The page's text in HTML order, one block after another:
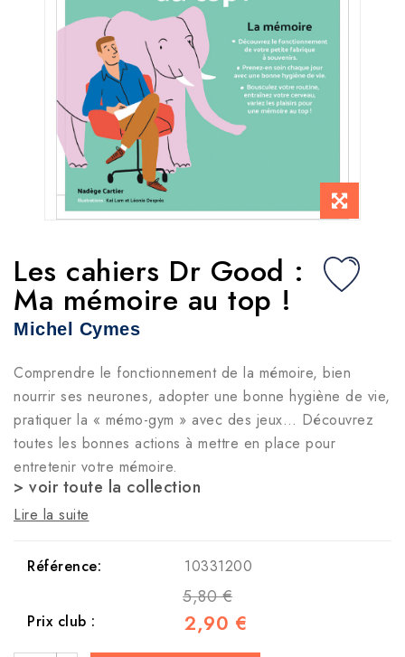
Les cahiers Dr Good :
Ma mémoire au top !
Michel Cymes
Comprendre le fonctionnement de la mémoire, bien
nourrir ses neurones, adopter une bonne hygiène de vie,
pratiquer la « mémo-gym » avec des jeux… Découvrez
toutes les bonnes actions à mettre en place pour
entretenir votre mémoire.
> voir toute la collection
Lire la suite
Référence: 10331200
5,80 €
Prix club : 2,90 €